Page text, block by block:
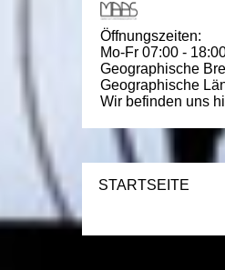
Öffnungszeiten:
Mo-Fr 07:00 -
Geographische
Geographische
Wir befinden uns
STARTSEITE